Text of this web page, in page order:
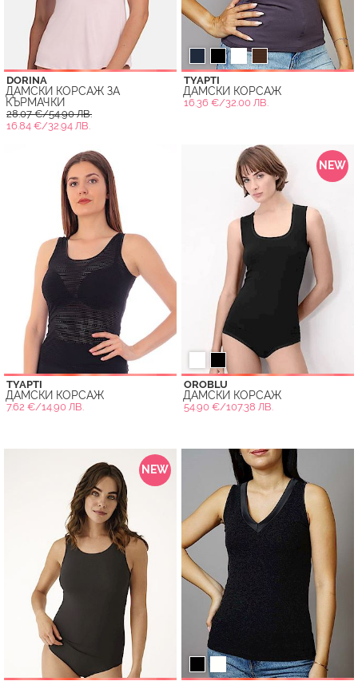
DORINA
ДАМСКИ КОРСАЖ ЗА
КЪРМАЧКИ
28.07 €/54.90 ЛВ.
16.84 €/32.94 ЛВ.
TYAPTI
ДАМСКИ КОРСАЖ
16.36 €/32.00 ЛВ.
TYAPTI
ДАМСКИ КОРСАЖ
7.62 €/14.90 ЛВ.
NEW
OROBLU
ДАМСКИ КОРСАЖ
54.90 €/107.38 ЛВ.
NEW